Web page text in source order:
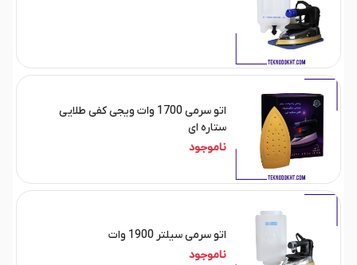
اتو سرمی 1700 وات ویجی کفی طلایی
ستاره ای
ناموجود
اتو سرمی سیلتر 1900 وات
ناموجود